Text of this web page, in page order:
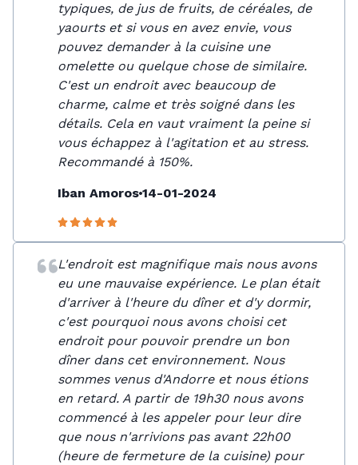
typiques, de jus de fruits, de céréales, de
yaourts et si vous en avez envie, vous
pouvez demander à la cuisine une
omelette ou quelque chose de similaire.
C'est un endroit avec beaucoup de
charme, calme et très soigné dans les
détails. Cela en vaut vraiment la peine si
vous échappez à l'agitation et au stress.
Recommandé à 150%.
Iban Amoros 14-01-2024
L'endroit est magnifique mais nous avons
eu une mauvaise expérience. Le plan était
d'arriver à l'heure du dîner et d'y dormir,
c'est pourquoi nous avons choisi cet
endroit pour pouvoir prendre un bon
dîner dans cet environnement. Nous
sommes venus d'Andorre et nous étions
en retard. A partir de 19h30 nous avons
commencé à les appeler pour leur dire
que nous n'arrivions pas avant 22h00
(heure de fermeture de la cuisine) pour